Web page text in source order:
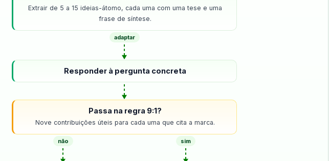
Extrair de 5 a 15 ideias-átomo, cada uma com uma tese e uma
frase de síntese.
adaptar
Responder à pergunta concreta
Passa na regra 9:1?
Nove contribuições úteis para cada uma que cita a marca.
não sim